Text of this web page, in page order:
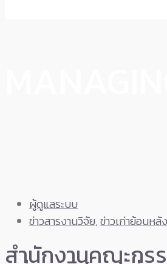
ผู้ดูแลระบบ
ข่าวสารงานวิจัย,ข่าวเก่าย้อนห
สำนักงานคณะกร